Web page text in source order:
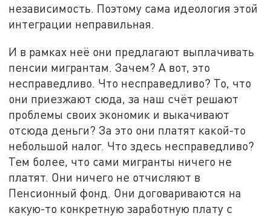
независимость. Поэтому сама идеология этой
интеграции неправильная.
И в рамках неё они предлагают выплачивать
пенсии мигрантам. Зачем? А вот, это
несправедливо. Что несправедливо? То, что
они приезжают сюда, за наш счёт решают
проблемы своих экономик и выкачивают
отсюда деньги? За это они платят какой-то
небольшой налог. Что здесь несправедливо?
Тем более, что сами мигранты ничего не
платят. Они ничего не отчисляют в
Пенсионный фонд. Они договариваются на
какую-то конкретную заработную плату с